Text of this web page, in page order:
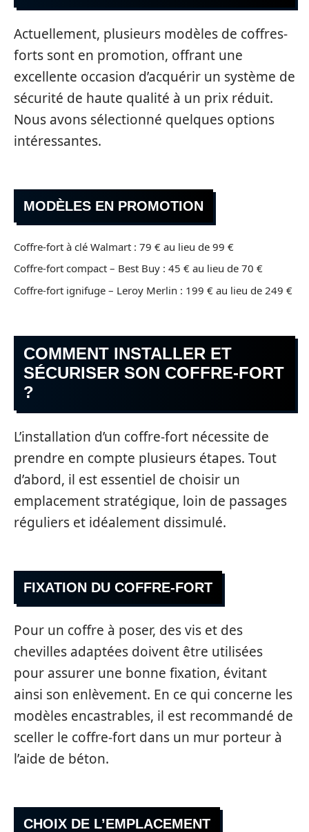
Actuellement, plusieurs modèles de coffres-
forts sont en promotion, offrant une
excellente occasion d’acquérir un système de
sécurité de haute qualité à un prix réduit.
Nous avons sélectionné quelques options
intéressantes.
MODÈLES EN PROMOTION
Coffre-fort à clé Walmart : 79 € au lieu de 99 €
Coffre-fort compact – Best Buy : 45 € au lieu de 70 €
Coffre-fort ignifuge – Leroy Merlin : 199 € au lieu de 249 €
COMMENT INSTALLER ET
SÉCURISER SON COFFRE-FORT
?
L’installation d’un coffre-fort nécessite de
prendre en compte plusieurs étapes. Tout
d’abord, il est essentiel de choisir un
emplacement stratégique, loin de passages
réguliers et idéalement dissimulé.
FIXATION DU COFFRE-FORT
Pour un coffre à poser, des vis et des
chevilles adaptées doivent être utilisées
pour assurer une bonne fixation, évitant
ainsi son enlèvement. En ce qui concerne les
modèles encastrables, il est recommandé de
sceller le coffre-fort dans un mur porteur à
l’aide de béton.
CHOIX DE L’EMPLACEMENT